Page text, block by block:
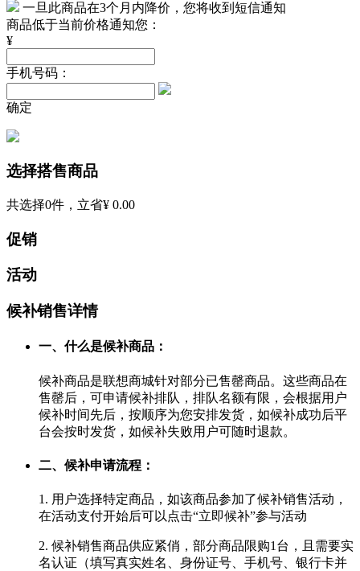
一旦此商品在3个月内降价，您将收到短信通知
商品低于当前价格通知您：
¥
手机号码：
确定
选择搭售商品
共选择0件，立省¥ 0.00
促销
活动
候补销售详情
一、什么是候补商品：
候补商品是联想商城针对部分已售罄商品。这些商品在
售罄后，可申请候补排队，排队名额有限，会根据用户
候补时间先后，按顺序为您安排发货，如候补成功后平
台会按时发货，如候补失败用户可随时退款。
二、候补申请流程：
1. 用户选择特定商品，如该商品参加了候补销售活动，
在活动支付开始后可以点击“立即候补”参与活动
2. 候补销售商品供应紧俏，部分商品限购1台，且需要实
名认证（填写真实姓名、身份证号、手机号、银行卡并